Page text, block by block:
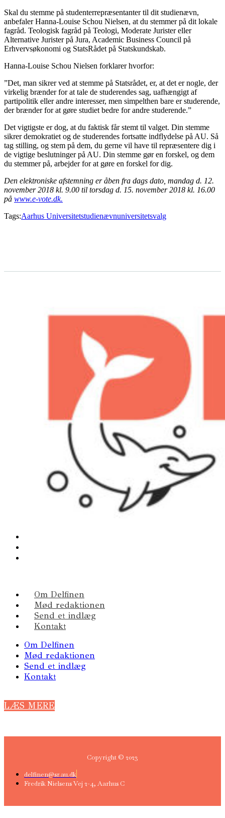
Skal du stemme på studenterrepræsentanter til dit studienævn,
anbefaler Hanna-Louise Schou Nielsen, at du stemmer på dit lokale
fagråd. Teologisk fagråd på Teologi, Moderate Jurister eller
Alternative Jurister på Jura, Academic Business Council på
Erhvervsøkonomi og StatsRådet på Statskundskab.
Hanna-Louise Schou Nielsen forklarer hvorfor:
”Det, man sikrer ved at stemme på Statsrådet, er, at det er nogle, der
virkelig brænder for at tale de studerendes sag, uafhængigt af
partipolitik eller andre interesser, men simpelthen bare er studerende,
der brænder for at gøre studiet bedre for andre studerende.”
Det vigtigste er dog, at du faktisk får stemt til valget. Din stemme
sikrer demokratiet og de studerendes fortsatte indflydelse på AU. Så
tag stilling, og stem på dem, du gerne vil have til repræsentere dig i
de vigtige beslutninger på AU. Din stemme gør en forskel, og dem
du stemmer på, arbejder for at gøre en forskel for dig.
Den elektroniske afstemning er åben fra dags dato, mandag d. 12.
november 2018 kl. 9.00 til torsdag d. 15. november 2018 kl. 16.00
på www.e-vote.dk.
Tags:Aarhus Universitetstudienævnuniversitetsvalg
Om Delfinen
Mød redaktionen
Send et indlæg
Kontakt
Om Delfinen
Mød redaktionen
Send et indlæg
Kontakt
LÆS MERE
Copyright © 2023
delfinen@sr.au.dk
Fredrik Nielsens Vej 2-4, Aarhus C